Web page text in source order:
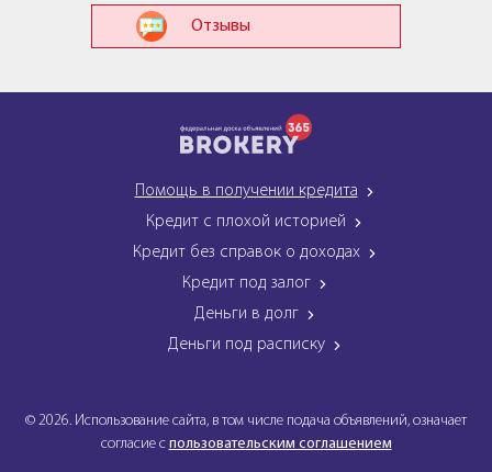
Отзывы
Помощь в получении кредита
Кредит с плохой историей
Кредит без справок о доходах
Кредит под залог
Деньги в долг
Деньги под расписку
© 2026. Использование сайта, в том числе подача объявлений, означает
согласие с пользовательским соглашением